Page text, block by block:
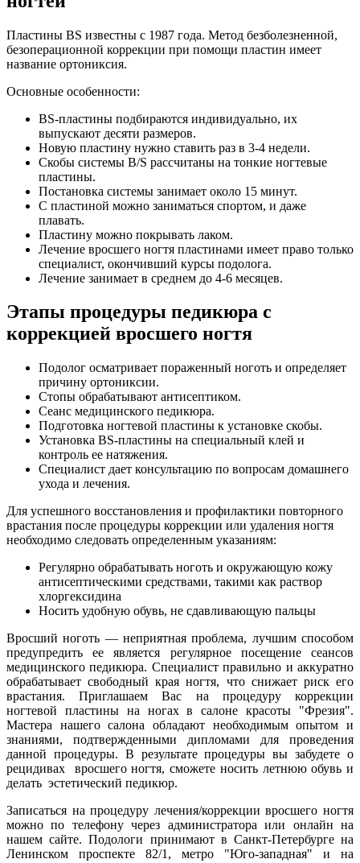
Пластины BS известны с 1987 года. Метод безболезненной,
безоперационной коррекции при помощи пластин имеет
название ортониксия.
Основные особенности:
BS-пластины подбираются индивидуально, их
выпускают десяти размеров.
Новую пластину нужно ставить раз в 3-4 недели.
Скобы системы B/S рассчитаны на тонкие ногтевые
пластины.
Постановка системы занимает около 15 минут.
С пластиной можно заниматься спортом, и даже
плавать.
Пластину можно покрывать лаком.
Лечение вросшего ногтя пластинами имеет право только
специалист, окончивший курсы подолога.
Лечение занимает в среднем до 4-6 месяцев.
Этапы процедуры педикюра с
коррекцией вросшего ногтя
Подолог осматривает пораженный ноготь и определяет
причину ортониксии.
Стопы обрабатывают антисептиком.
Сеанс медицинского педикюра.
Подготовка ногтевой пластины к установке скобы.
Установка BS-пластины на специальный клей и
контроль ее натяжения.
Специалист дает консультацию по вопросам домашнего
ухода и лечения.
Для успешного восстановления и профилактики повторного
врастания после процедуры коррекции или удаления ногтя
необходимо следовать определенным указаниям:
Регулярно обрабатывать ноготь и окружающую кожу
антисептическими средствами, такими как раствор
хлоргексидина
Носить удобную обувь, не сдавливающую пальцы
Вросший ноготь — неприятная проблема, лучшим способом
предупредить ее является регулярное посещение сеансов
медицинского педикюра. Специалист правильно и аккуратно
обрабатывает свободный края ногтя, что снижает риск его
врастания. Приглашаем Вас на процедуру коррекции
ногтевой пластины на ногах в салоне красоты "Фрезия".
Мастера нашего салона обладают необходимым опытом и
знаниями, подтвержденными дипломами для проведения
данной процедуры. В результате процедуры вы забудете о
рецидивах вросшего ногтя, сможете носить летнюю обувь и
делать эстетический педикюр.
Записаться на процедуру лечения/коррекции вросшего ногтя
можно по телефону через администратора или онлайн на
нашем сайте. Подологи принимают в Санкт-Петербурге на
Ленинском проспекте 82/1, метро "Юго-западная" и на